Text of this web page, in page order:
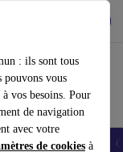
: ils sont tous
pouvons vous
vos besoins. Pour
de navigation
avec votre
de cookies à
Accessoires